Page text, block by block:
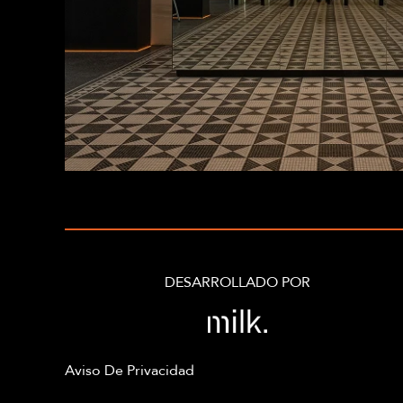
DESARROLLADO POR
Aviso De Privacidad